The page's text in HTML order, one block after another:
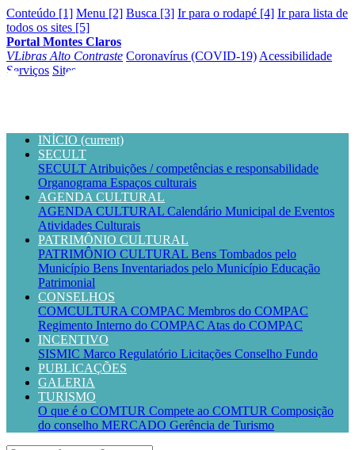
Conteúdo [1] Menu [2] Busca [3] Ir para o rodapé [4] Ir para lista de
todos os sites [5]
Portal Montes Claros
VLibras Alto Contraste Coronavírus (COVID-19) Acessibilidade
Serviços Sites
INÍCIO (current)
SECULT
SECULT Atribuições / competências e responsabilidade
Organograma Espaços culturais
AGENDA CULTURAL
AGENDA CULTURAL Calendário Municipal de Eventos
Atividades Culturais
PATRIMÔNIO CULTURAL
PATRIMÔNIO CULTURAL Bens Tombados pelo
Município Bens Inventariados pelo Município Educação
Patrimonial
CONSELHOS
COMCULTURA COMPAC Membros do COMPAC
Regimento Interno do COMPAC Atas do COMPAC
INCENTIVO
SISMIC Marco Regulatório Licitações Conselho Fundo
PUBLICAÇÕES
GALERIA
TURISMO
O que é o COMTUR Compete ao COMTUR Composição
do conselho MERCADO Gerência de Turismo